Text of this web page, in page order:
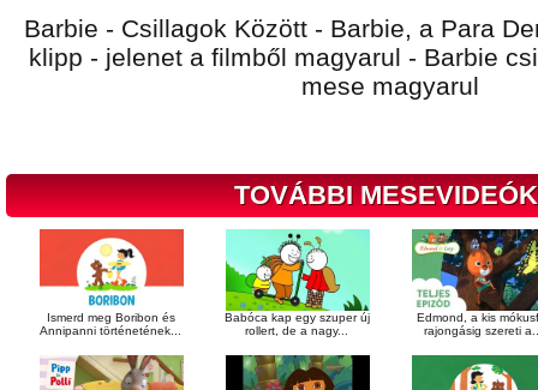
Barbie - Csillagok Között - Barbie, a Para
klipp - jelenet a filmből magyarul - Barbie
mese magyarul
TOVÁBBI
Ismerd meg Boribon és
Annipanni történetének...
Babóca kap egy szuper új
rollert, de a nagy...
Edmond, a kis
rajongásig szereti